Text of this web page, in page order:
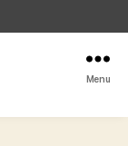
Menu